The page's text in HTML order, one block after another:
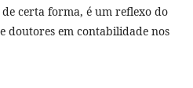
certa forma, é um reflexo do
doutores em contabilidade nos